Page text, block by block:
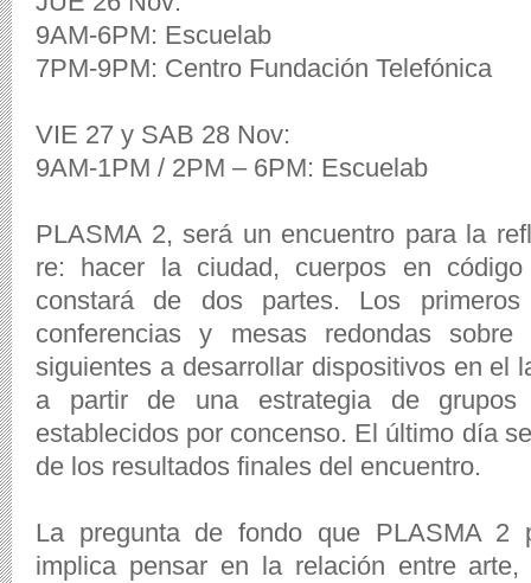
9AM-6PM: Escuelab
7PM-9PM: Centro Fundación Telefónica
VIE 27 y SAB 28 Nov:
9AM-1PM / 2PM – 6PM: Escuelab
PLASMA 2, será un encuentro para la
re: hacer la ciudad, cuerpos en
constará de dos partes. Los
conferencias y mesas redondas
siguientes a desarrollar dispositivos en el
a partir de una estrategia de
establecidos por concenso. El último día
de los resultados finales del encuentro.
La pregunta de fondo que PLASMA 2
implica pensar en la relación entre